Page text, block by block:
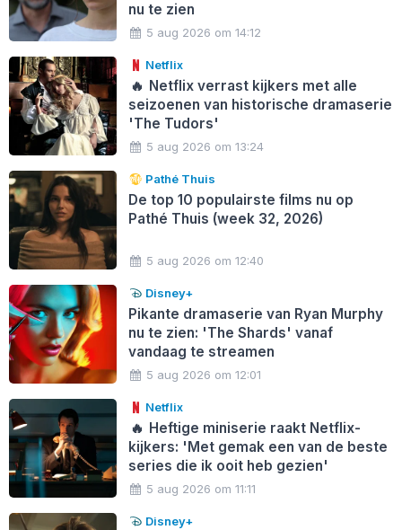
nu te zien
5 aug 2026 om 14:12
Netflix
🔥 Netflix verrast kijkers met alle
seizoenen van historische dramaserie
'The Tudors'
5 aug 2026 om 13:24
Pathé Thuis
De top 10 populairste films nu op
Pathé Thuis (week 32, 2026)
5 aug 2026 om 12:40
Disney+
Pikante dramaserie van Ryan Murphy
nu te zien: 'The Shards' vanaf
vandaag te streamen
5 aug 2026 om 12:01
Netflix
🔥 Heftige miniserie raakt Netflix-
kijkers: 'Met gemak een van de beste
series die ik ooit heb gezien'
5 aug 2026 om 11:11
Disney+